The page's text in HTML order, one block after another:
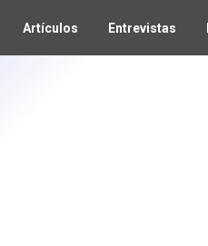
Artículos Entrevistas